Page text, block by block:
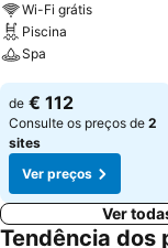
Wi-Fi grátis
Piscina
Spa
Ver preços
de € 112
Consulte os preços de 2
sites
Ver preços
Ver
Tendência dos